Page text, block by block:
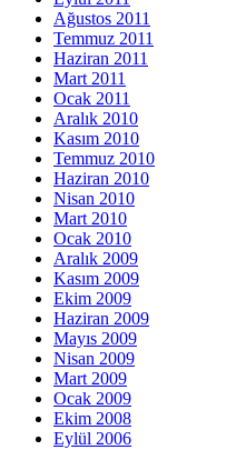
Ağustos 2011
Temmuz 2011
Haziran 2011
Mart 2011
Ocak 2011
Aralık 2010
Kasım 2010
Temmuz 2010
Haziran 2010
Nisan 2010
Mart 2010
Ocak 2010
Aralık 2009
Kasım 2009
Ekim 2009
Haziran 2009
Mayıs 2009
Nisan 2009
Mart 2009
Ocak 2009
Ekim 2008
Eylül 2006